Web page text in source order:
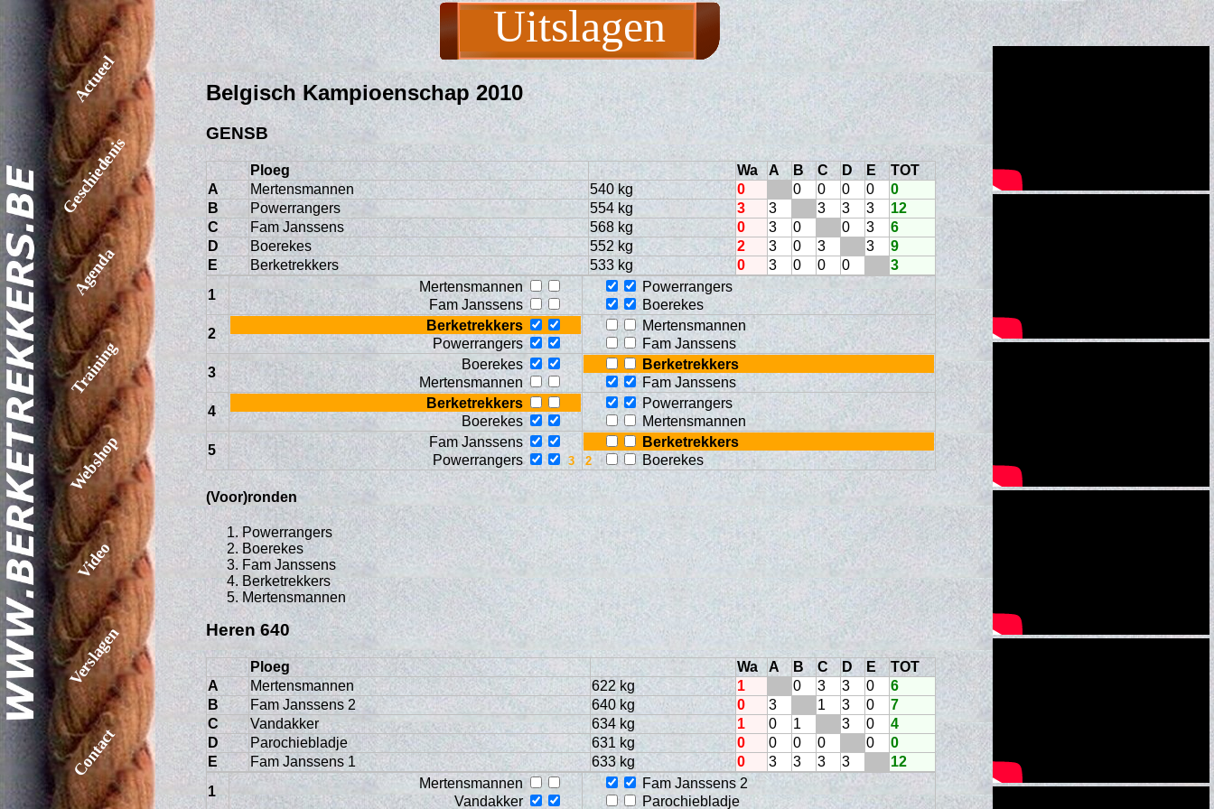
Actueel
Geschiedenis
Agenda
Training
Webshop
Video
Verslagen
Contact
Uitslagen
Belgisch Kampioenschap 2010
GENSB
Ploeg Wa A B C D E
TOT
A
Mertensmannen 540 kg 0 0 0 0 0
0
B
Powerrangers 554 kg 3 3 3 3 3
12
C
Fam Janssens 568 kg 0 3 0 0 3
6
D
Boerekes 552 kg 2 3 0 3 3
9
E
Berketrekkers 533 kg 0 3 0 0 0
3
1
Mertensmannen
Fam Janssens
Powerrangers
Boerekes
2
Berketrekkers
Powerrangers
Mertensmannen
Fam Janssens
3
Boerekes
Mertensmannen
Berketrekkers
Fam Janssens
4
Berketrekkers
Boerekes
Powerrangers
Mertensmannen
5
Fam Janssens
Powerrangers
Berketrekkers
Boerekes
(Voor)ronden
Powerrangers
Boerekes
Fam Janssens
Berketrekkers
Mertensmannen
Heren 640
Ploeg Wa A B C D E
TOT
A
Mertensmannen 622 kg 1 0 3 3 0
6
B
Fam Janssens 2 640 kg 0 3 1 3 0
7
C
Vandakker 634 kg 1 0 1 3 0
4
D
Parochiebladje 631 kg 0 0 0 0 0
0
E
Fam Janssens 1 633 kg 0 3 3 3 3
12
1
Mertensmannen
Vandakker
Fam Janssens 2
Parochiebladje